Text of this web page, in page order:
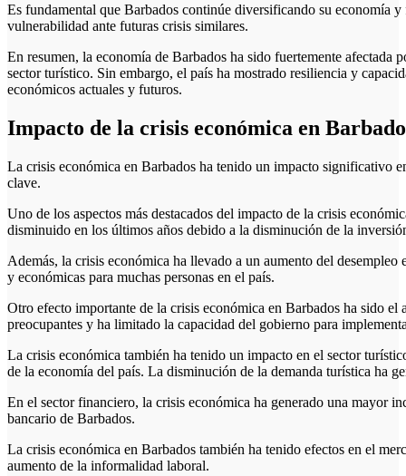
Es fundamental que Barbados continúe diversificando su economía
vulnerabilidad ante futuras crisis similares.
En resumen, la economía de Barbados ha sido fuertemente
sector turístico. Sin embargo, el país ha mostrado resiliencia y
económicos actuales y futuros.
Impacto de la crisis económica en
La crisis económica en Barbados ha tenido un impacto significativo
clave.
Uno de los aspectos más destacados del impacto de la crisis
disminuido en los últimos años debido a la disminución de la
Además, la crisis económica ha llevado a un aumento del
y económicas para muchas personas en el país.
Otro efecto importante de la crisis económica en Barbados ha sido
preocupantes y ha limitado la capacidad del gobierno para
La crisis económica también ha tenido un impacto en el sector
de la economía del país. La disminución de la demanda turística ha
En el sector financiero, la crisis económica ha generado una mayor
bancario de Barbados.
La crisis económica en Barbados también ha tenido efectos en el
aumento de la informalidad laboral.